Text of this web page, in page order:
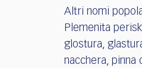
Altri nomi
Plemenita
glostura,
nacchera, pinna